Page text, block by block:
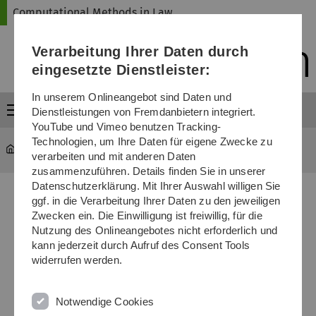
Direkt
Direkt
Direkt
(Sprache,
Drucken,
Media)
Direkt
Direkt
Computational Methods in Law
Menü
Computational Methods in Law Conference Program
Verarbeitung Ihrer Daten durch
eingesetzte Dienstleister:
In unserem Onlineangebot sind Daten und
Dienstleistungen von Fremdanbietern integriert.
YouTube und Vimeo benutzen Tracking-
Technologien, um Ihre Daten für eigene Zwecke zu
verarbeiten und mit anderen Daten
zusammenzuführen. Details finden Sie in unserer
Datenschutzerklärung. Mit Ihrer Auswahl willigen Sie
ggf. in die Verarbeitung Ihrer Daten zu den jeweiligen
Zwecken ein. Die Einwilligung ist freiwillig, für die
Nutzung des Onlineangebotes nicht erforderlich und
kann jederzeit durch Aufruf des Consent Tools
widerrufen werden.
Notwendige Cookies